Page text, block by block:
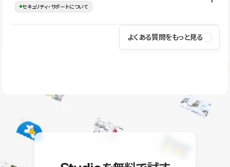
す。
の暗号化、データ保護、アクセス管理、脆弱性対策など、複数の観
はSSL/TLSによる通信暗号化に対応しており、悪質なスクリプトの
セキュリティ・サポートについて
操作方法や機能については、ヘルプセンターでご確認いただけま
ユーザー同士で質問・相談できるコミュニティもご利用ください。
よくある質問をもっと見る